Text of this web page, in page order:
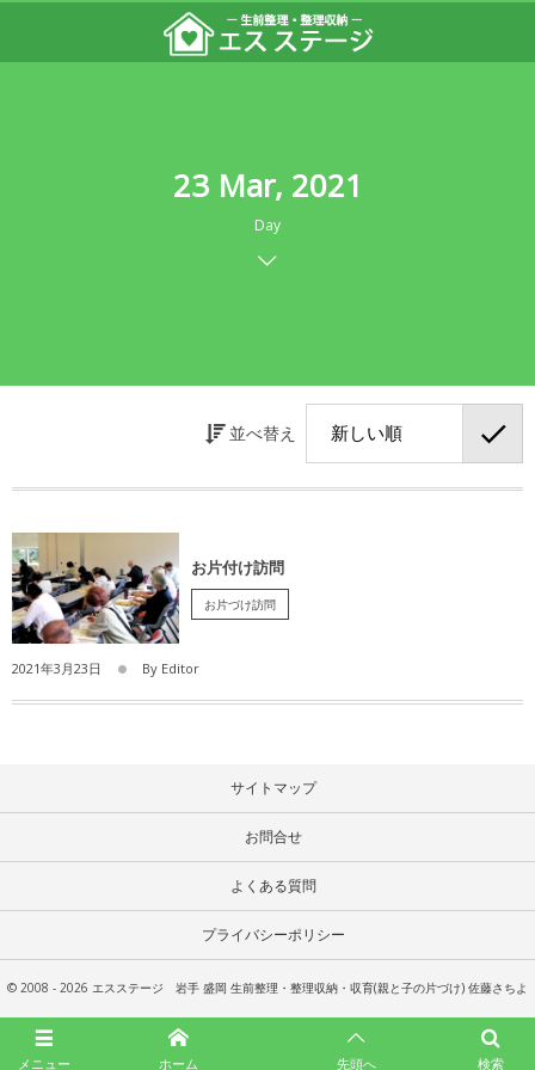
23 Mar, 2021
Day
並べ替え
お片付け訪問
お片づけ訪問
2021年3月23日 By Editor
サイトマップ
お問合せ
よくある質問
プライバシーポリシー
© 2008 - 2026 エスステージ 岩手 盛岡 生前整理・整理収納・収育(親と子の片づけ) 佐藤さちよ
検索
メニュー ホーム 先頭へ